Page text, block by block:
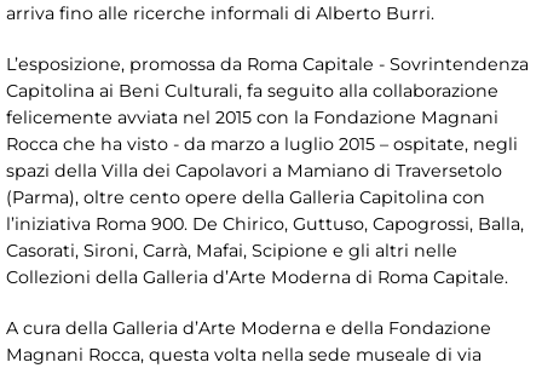
arriva fino alle ricerche informali di Alberto Burri.
L’esposizione, promossa da Roma Capitale - Sovrintendenza
Capitolina ai Beni Culturali, fa seguito alla collaborazione
felicemente avviata nel 2015 con la Fondazione Magnani
Rocca che ha visto - da marzo a luglio 2015 – ospitate, negli
spazi della Villa dei Capolavori a Mamiano di Traversetolo
(Parma), oltre cento opere della Galleria Capitolina con
l’iniziativa Roma 900. De Chirico, Guttuso, Capogrossi, Balla,
Casorati, Sironi, Carrà, Mafai, Scipione e gli altri nelle
Collezioni della Galleria d’Arte Moderna di Roma Capitale.
A cura della Galleria d’Arte Moderna e della Fondazione
Magnani Rocca, questa volta nella sede museale di via